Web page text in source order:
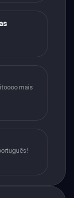
mais